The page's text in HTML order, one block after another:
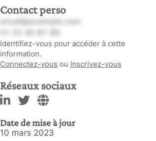
Contact perso
email@example.com
Identifiez-vous pour accéder à cette
information.
Connectez-vous ou Inscrivez-vous
Réseaux sociaux
Date de mise à jour
10 mars 2023